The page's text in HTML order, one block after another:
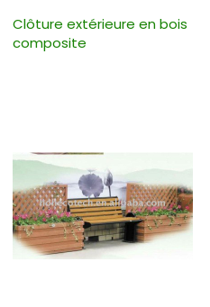
Clôture extérieure en bois
composite